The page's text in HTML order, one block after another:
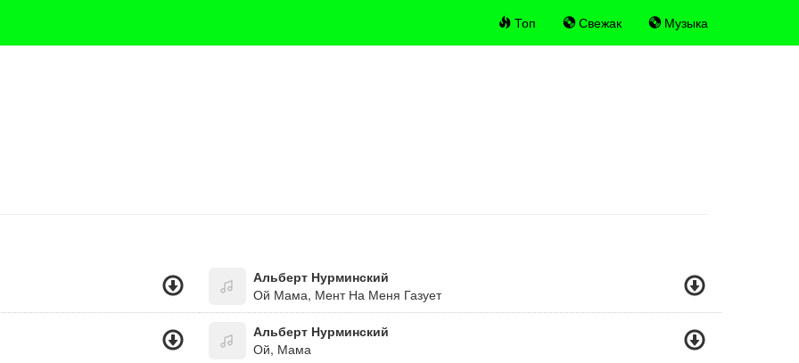
Топ Свежак Музыка
Альберт Нурминский
Ой Мама, Мент На Меня Газует
Альберт Нурминский
Ой, Мама